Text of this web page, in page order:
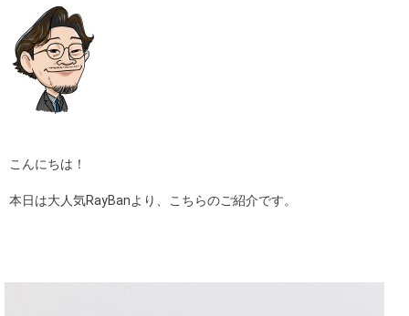
ギャラリー
コラム
ブログ
採用
こんにちは！
本日は大人気RayBanより、こちらのご紹介です。